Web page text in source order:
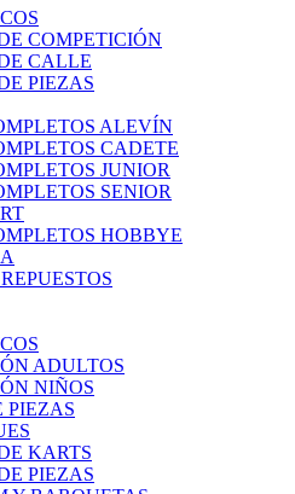
COMPETICIÓN
CALLE
PIEZAS
ALEVÍN
CADETE
JUNIOR
SENIOR
HOBBYE
ADULTOS
NIÑOS
PIEZAS
KARTS
PIEZAS